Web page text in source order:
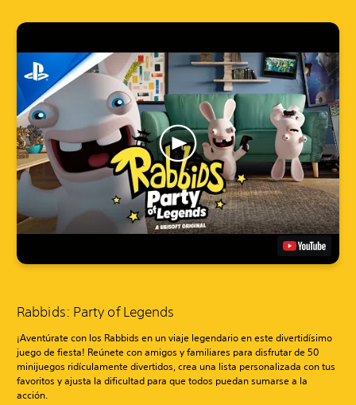
Rabbids: Party of Legends
¡Aventúrate con los Rabbids en un viaje legendario en este divertidísimo
juego de fiesta! Reúnete con amigos y familiares para disfrutar de 50
minijuegos ridículamente divertidos, crea una lista personalizada con tus
favoritos y ajusta la dificultad para que todos puedan sumarse a la
acción.